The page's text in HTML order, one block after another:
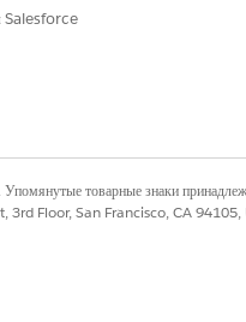
Salesforce
товарные знаки
3rd Floor, San Francisco, CA